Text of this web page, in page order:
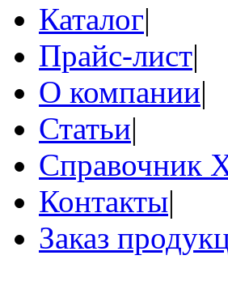
Каталог|
Прайс-лист|
О компании|
Статьи|
Контакты|
Заказ